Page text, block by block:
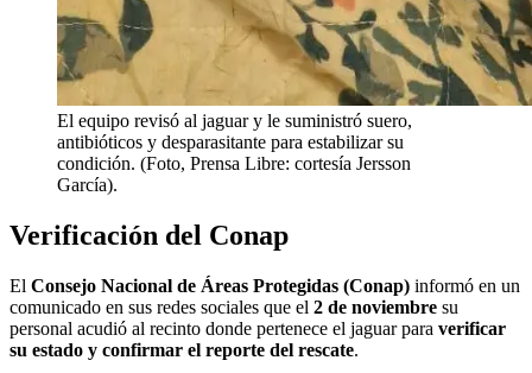
El equipo revisó al jaguar y le suministró suero,
antibióticos y desparasitante para estabilizar su
condición. (Foto, Prensa Libre: cortesía Jersson
García).
Verificación del Conap
El Consejo Nacional de Áreas Protegidas (Conap) informó en un
comunicado en sus redes sociales que el 2 de noviembre su
personal acudió al recinto donde pertenece el jaguar para verificar
su estado y confirmar el reporte del rescate.